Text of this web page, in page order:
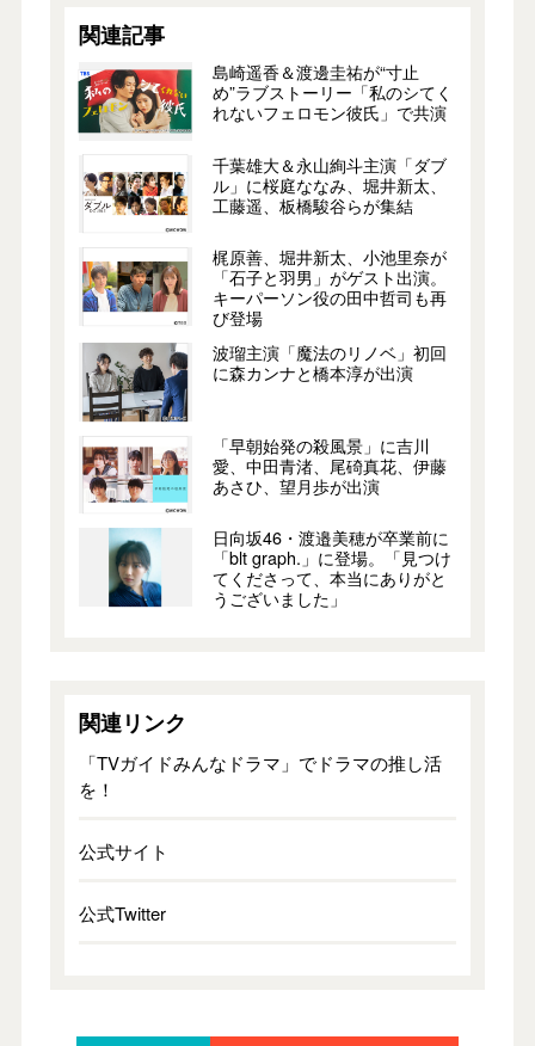
関連記事
島崎遥香＆渡邊圭祐が“寸止
め”ラブストーリー「私のシてく
れないフェロモン彼氏」で共演
千葉雄大＆永山絢斗主演「ダブ
ル」に桜庭ななみ、堀井新太、
工藤遥、板橋駿谷らが集結
梶原善、堀井新太、小池里奈が
「石子と羽男」がゲスト出演。
キーパーソン役の田中哲司も再
び登場
波瑠主演「魔法のリノベ」初回
に森カンナと橋本淳が出演
「早朝始発の殺⾵景」に吉川
愛、中田青渚、尾碕真花、伊藤
あさひ、望月歩が出演
日向坂46・渡邉美穂が卒業前に
「blt graph.」に登場。「見つけ
てくださって、本当にありがと
うございました」
関連リンク
「TVガイドみんなドラマ」でドラマの推し活
を！
公式サイト
公式Twitter